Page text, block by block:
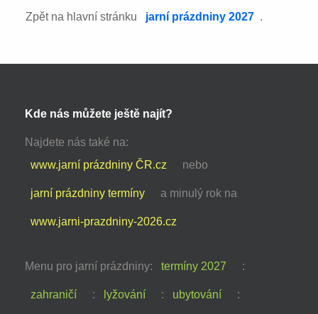
Zpět na hlavní stránku jarní prázdniny 2027 .
Kde nás můžete ještě najít?
Najdete nás také na:
www.jarní prázdniny ČR.cz
nebo
jarní prázdniny termíny a minulý rok na
www.jarni-prazdniny-2026.cz
Menu pro jarní prázdniny: termíny 2027 :
zahraničí : lyžování : ubytování :